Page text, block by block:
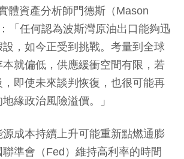
體資產分析師門德斯（Mason
「任何認為波斯灣原油出口能夠迅
，如今正受到挑戰。考量到全球
本就偏低，供應緩衝空間有限，若
，即使未來談判恢復，也很可能再
緣政治風險溢價。」
成本持續上升可能重新點燃通膨
準會（Fed）維持高利率的時間